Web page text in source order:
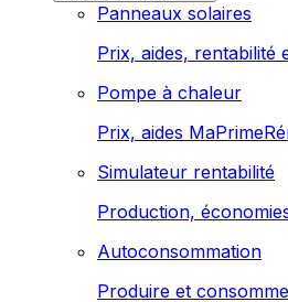
Panneaux solaires
Prix, aides, rentabilité
Pompe à chaleur
Prix, aides
Simulateur rentabilité
Production,
Autoconsommation
Produire et